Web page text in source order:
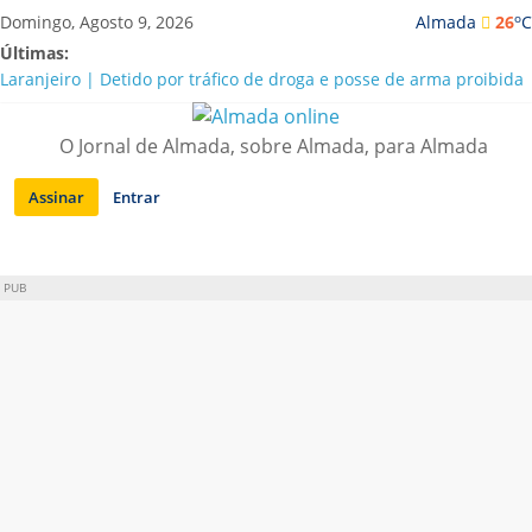
Saltar
para
conteúdo
Almada 26oC
Domingo, Agosto 9, 2026
Últimas:
Laranjeiro | Detido por tráfico de droga e posse de arma proibida
A “crise” da água em Almada: ilações e ensinamentos necessários
Costa da Caparica | Polícia Marítima e ASAE detectam
irregularidades em habitações e restaurantes
APA diz que falta de água em Almada “foi um problema de má
O Jornal de Almada, sobre Almada, para Almada
Assinar Entrar
PUB